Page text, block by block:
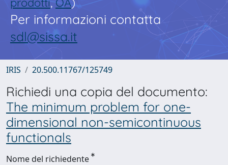
Per informazioni contatta
sdl@sissa.it
IRIS 20.500.11767/125749
Richiedi una copia del documento:
The minimum problem for one-
dimensional non-semicontinuous
functionals
Nome del richiedente